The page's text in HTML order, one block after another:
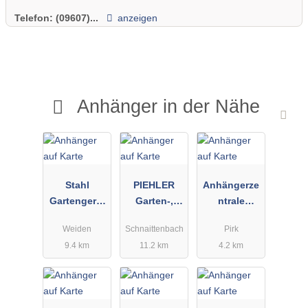
Telefon: (09607)... anzeigen
Anhänger in der Nähe
Stahl
Gartengerät
Kommunalte
chnik
etechnik
Weiden
9.4 km
PIEHLER
Garten-,
Landtechnik
Schnaittenbach
11.2 km
Anhängerze
ntrale
e.K.
Pirk
4.2 km